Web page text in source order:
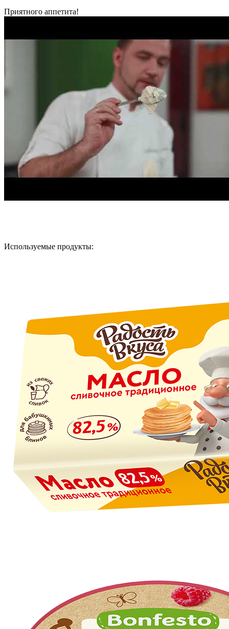
Приятного аппетита!
Используемые продукты: